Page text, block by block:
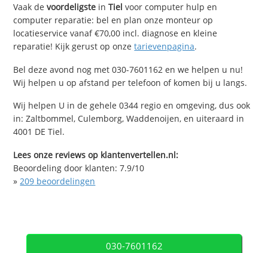
Vaak devoordeligste inTiel voor computer hulp en
computer reparatie: bel en plan onze monteur op
locatieservice vanaf €70,00 incl. diagnose en kleine
reparatie! Kijk gerust op onzetarievenpagina.
Bel deze avond nog met 030-7601162 en we helpen u nu!
Wij helpen u op afstand per telefoon of komen bij u langs.
Wij helpen U in de gehele 0344 regio en omgeving, dus ook
in: Zaltbommel, Culemborg, Waddenoijen, en uiteraard in
4001 DE Tiel.
Lees onze reviews op klantenvertellen.nl:
Beoordeling door klanten:7.9/10
»209 beoordelingen
030-7601162